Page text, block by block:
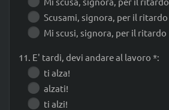
Scusami, signora, per il ritardo
Mi scusi, signora, per il ritardo
11. E' tardi, devi andare al lavoro *:
ti alza!
alzati!
ti alzi!